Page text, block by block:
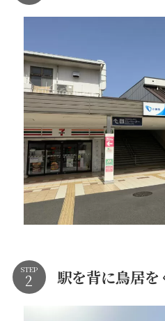
STEP 駅を背に鳥居を